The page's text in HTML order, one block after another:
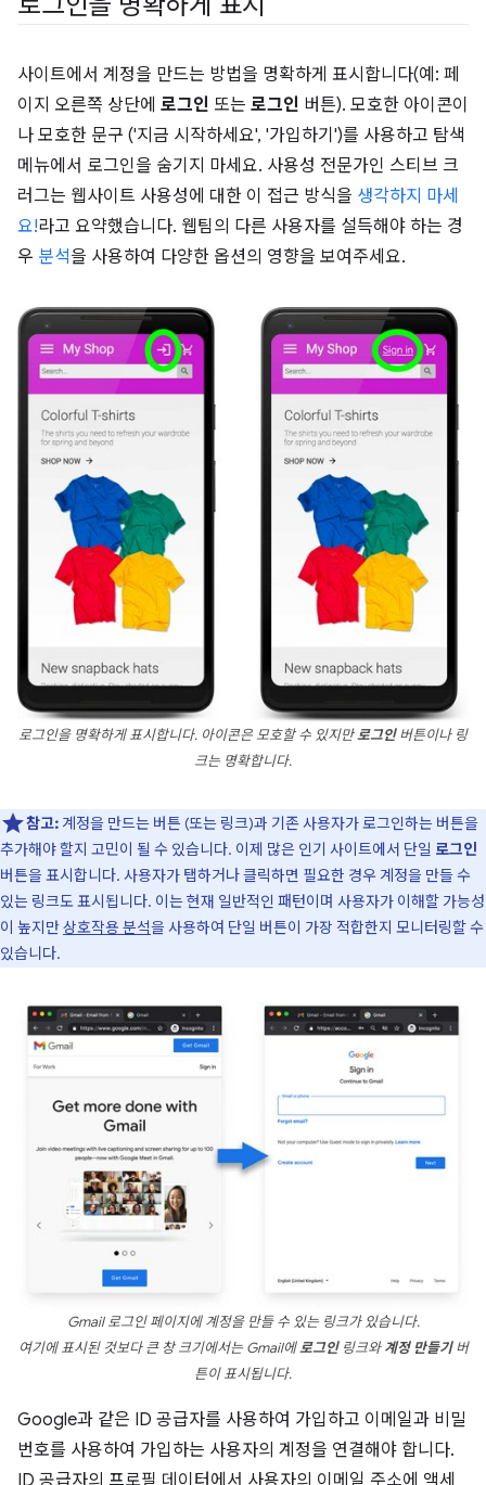
사이트에서 계정을 만드는 방법을 명확하게 표시합니다(예: 페
이지 오른쪽 상단에 로그인 또는 로그인 버튼). 모호한 아이콘이
나 모호한 문구 ('지금 시작하세요', '가입하기')를 사용하고 탐색
메뉴에서 로그인을 숨기지 마세요. 사용성 전문가인 스티브 크
러그는 웹사이트 사용성에 대한 이 접근 방식을 생각하지 마세
요!라고 요약했습니다. 웹팀의 다른 사용자를 설득해야 하는 경
우 분석을 사용하여 다양한 옵션의 영향을 보여주세요.
로그인을 명확하게 표시합니다. 아이콘은 모호할 수 있지만로그인버튼이나 링
크는 명확합니다.
참고: 계정을 만드는 버튼 (또는 링크)과 기존 사용자가 로그인하는 버튼을
추가해야 할지 고민이 될 수 있습니다. 이제 많은 인기 사이트에서 단일 로그인
버튼을 표시합니다. 사용자가 탭하거나 클릭하면 필요한 경우 계정을 만들 수
있는 링크도 표시됩니다. 이는 현재 일반적인 패턴이며 사용자가 이해할 가능성
이 높지만상호작용 분석을 사용하여 단일 버튼이 가장 적합한지 모니터링할 수
있습니다.
Gmail 로그인 페이지에 계정을 만들 수 있는 링크가 있습니다.
여기에 표시된 것보다 큰 창 크기에서는 Gmail에로그인링크와계정 만들기버
튼이 표시됩니다.
Google과 같은 ID 공급자를 사용하여 가입하고 이메일과 비밀
번호를 사용하여 가입하는 사용자의 계정을 연결해야 합니다.